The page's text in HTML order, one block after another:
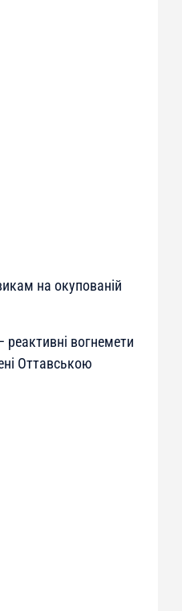
на окупованій
реактивні вогнемети
Оттавською